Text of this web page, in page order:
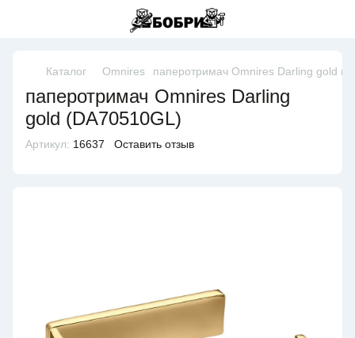
Каталог Omnires паперотримач Omnires Darling gold
паперотримач Omnires Darling
gold (DA70510GL)
Артикул: 16637 Оставить отзыв